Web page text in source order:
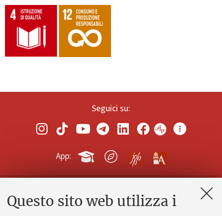
Questo sito web utilizza i
Seguici su:
App:
Contatti e PEC